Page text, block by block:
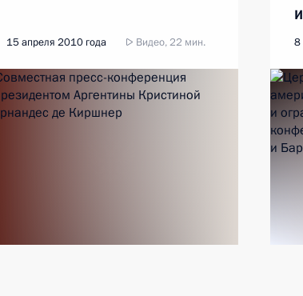
15 апреля 2010 года Видео, 22 мин. 8